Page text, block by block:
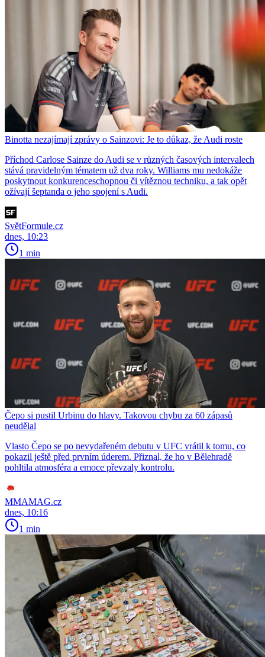
Binotta nezajímají zprávy o Sainzovi: Je to důkaz, že Audi roste
Příchod Carlose Sainze do Audi se v různých časových intervalech
stává pravidelným tématem už dva roky. Williams mu nedokáže
poskytnout konkurenceschopnou či vítěznou techniku, a tak opět
ožívají šeptanda o jeho spojení s Audi.
SvětFormule.cz
dnes, 10:23
1 min
Čepo si pustil Urbinu do hlavy. Takovou chybu za 60 zápasů
neudělal
Vlasto Čepo se po nevydařeném debutu v UFC vrátil k tomu, co
pokazil ještě před prvním úderem. Přiznal, že ho v Bělehradě
pohltila atmosféra a emoce převzaly kontrolu.
MMAMAG.cz
dnes, 10:16
1 min